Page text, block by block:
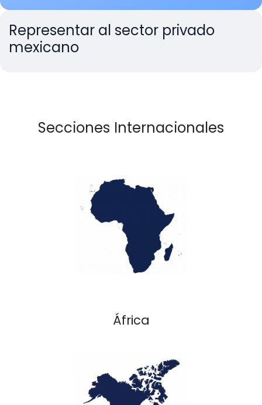
Representar al sector privado
mexicano
Secciones Internacionales
África